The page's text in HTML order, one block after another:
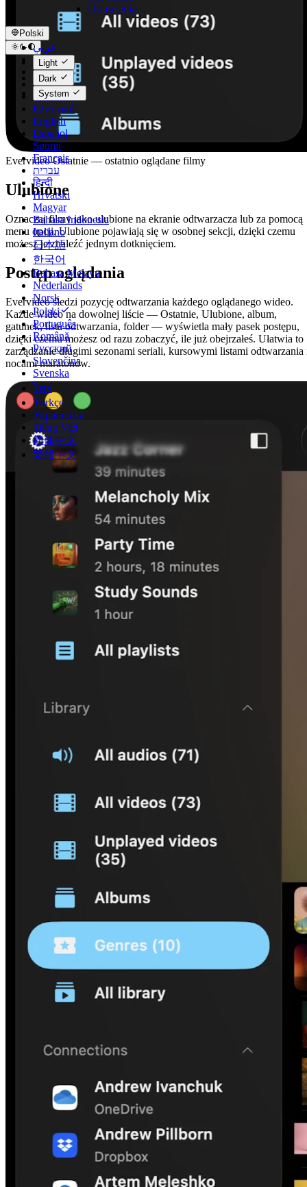
Ustawienia
Polski
عربي
Català
Čeština
Dansk
Deutsch
Ελληνικά
English
Español
Suomi
Français
עברית
हिन्दी
Hrvatski
Magyar
Bahasa Indonesia
Italiano
日本語
한국어
Bahasa Melayu
Nederlands
Norsk
Polski
Português
Română
Русский
Slovenčina
Svenska
ไทย
Türkçe
Українська
Tiếng Việt
简体中文
繁體中文
Light
Dark
System
Evervideo Ostatnie — ostatnio oglądane filmy
Ulubione
Oznaczaj filmy jako ulubione na ekranie odtwarzacza lub za pomocą
menu opcji. Ulubione pojawiają się w osobnej sekcji, dzięki czemu
możesz je znaleźć jednym dotknięciem.
Postęp oglądania
Evervideo śledzi pozycję odtwarzania każdego oglądanego wideo.
Każde wideo na dowolnej liście — Ostatnie, Ulubione, album,
gatunek, lista odtwarzania, folder — wyświetla mały pasek postępu,
dzięki czemu możesz od razu zobaczyć, ile już obejrzałeś. Ułatwia to
zarządzanie długimi sezonami seriali, kursowymi listami odtwarzania
nocami maratonów.